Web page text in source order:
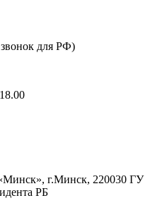
для РФ)
г.Минск, 220030 ГУ
РБ